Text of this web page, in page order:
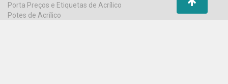
Porta Preços e Etiquetas de Acrílico
Potes de Acrílico